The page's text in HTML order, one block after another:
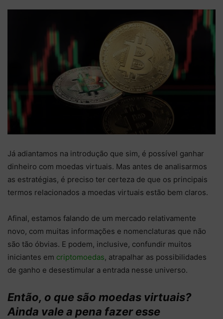
Já adiantamos na introdução que sim, é possível ganhar
dinheiro com moedas virtuais. Mas antes de analisarmos
as estratégias, é preciso ter certeza de que os principais
termos relacionados a moedas virtuais estão bem claros.
Afinal, estamos falando de um mercado relativamente
novo, com muitas informações e nomenclaturas que não
são tão óbvias. E podem, inclusive, confundir muitos
iniciantes em criptomoedas, atrapalhar as possibilidades
de ganho e desestimular a entrada nesse universo.
Então, o que são moedas virtuais?
Ainda vale a pena fazer esse